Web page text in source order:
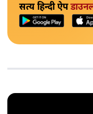
सत्य हिन्दी ऐप